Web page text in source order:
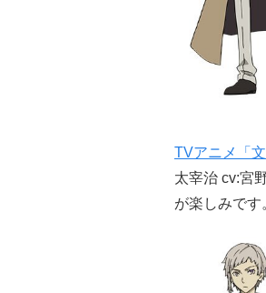
TVアニメ「
太宰治 cv:宮
が楽しみです